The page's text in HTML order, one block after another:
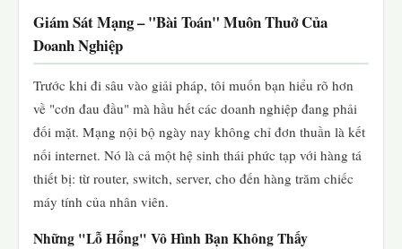
Giám Sát Mạng – "Bài Toán" Muôn Thuở Của
Doanh Nghiệp
Trước khi đi sâu vào giải pháp, tôi muốn bạn hiểu rõ hơn
về "cơn đau đầu" mà hầu hết các doanh nghiệp đang phải
đối mặt. Mạng nội bộ ngày nay không chỉ đơn thuần là kết
nối internet. Nó là cả một hệ sinh thái phức tạp với hàng tá
thiết bị: từ router, switch, server, cho đến hàng trăm chiếc
máy tính của nhân viên.
Những "Lỗ Hổng" Vô Hình Bạn Không Thấy